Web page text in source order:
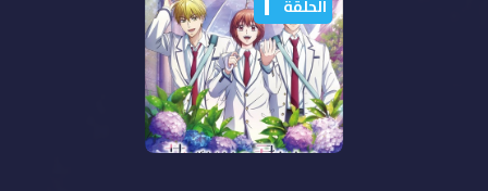
الموسم الثاني الحلقة 3
مترجمة
الحلقة